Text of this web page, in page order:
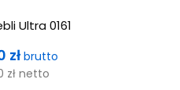
Ultra 0161
zł brutto
złnetto